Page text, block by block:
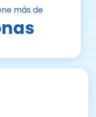
más de